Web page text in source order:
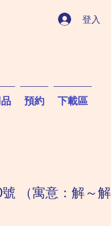
登入
預約 下載區
（寓意：解～解